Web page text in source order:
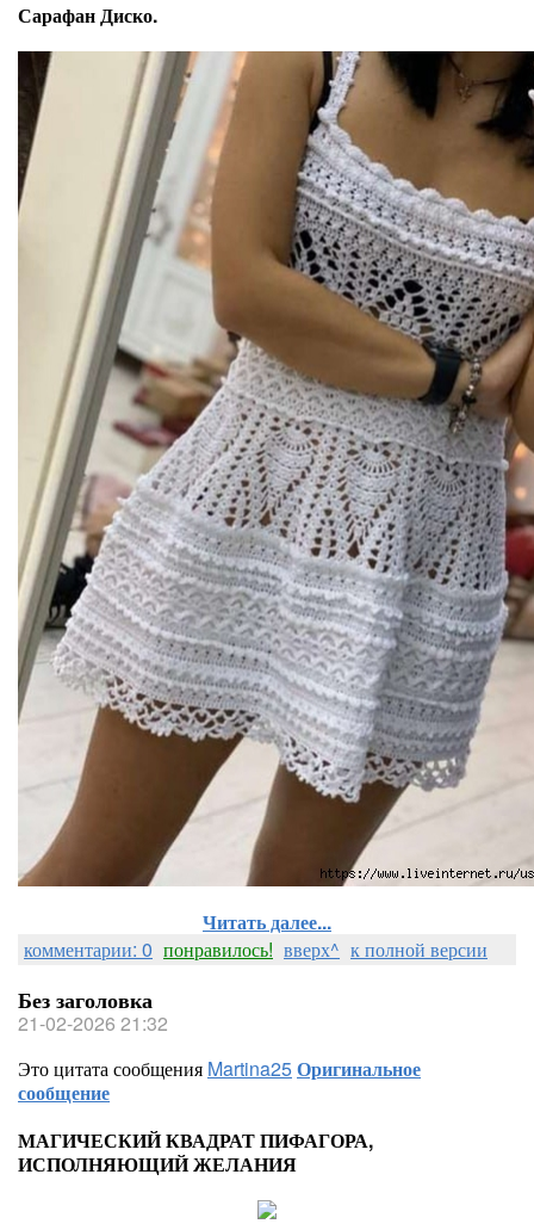
Сарафан Диско.
Читать далее...
комментарии: 0 понравилось! вверх^ к полной версии
Без заголовка
21-02-2026 21:32
Это цитата сообщения Martina25Оригинальное
сообщение
МАГИЧЕСКИЙ КВАДРАТ ПИФАГОРА,
ИСПОЛНЯЮЩИЙ ЖЕЛАНИЯ